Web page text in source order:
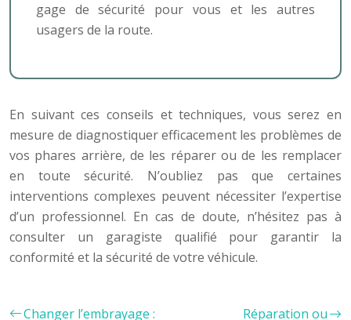
gage de sécurité pour vous et les autres
usagers de la route.
En suivant ces conseils et techniques, vous serez en
mesure de diagnostiquer efficacement les problèmes de
vos phares arrière, de les réparer ou de les remplacer
en toute sécurité. N’oubliez pas que certaines
interventions complexes peuvent nécessiter l’expertise
d’un professionnel. En cas de doute, n’hésitez pas à
consulter un garagiste qualifié pour garantir la
conformité et la sécurité de votre véhicule.
Changer l’embrayage :
Réparation ou